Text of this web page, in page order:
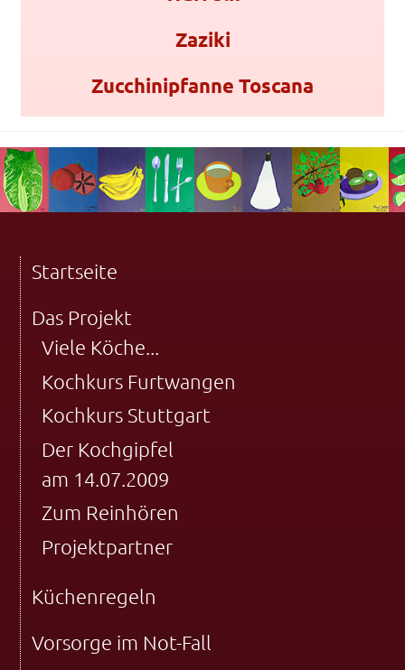
Zaziki
Zucchinipfanne Toscana
Startseite
Das Projekt
Viele Köche...
Kochkurs Furtwangen
Kochkurs Stuttgart
Der Kochgipfel
am 14.07.2009
Zum Reinhören
Projektpartner
Küchenregeln
Vorsorge im Not-Fall